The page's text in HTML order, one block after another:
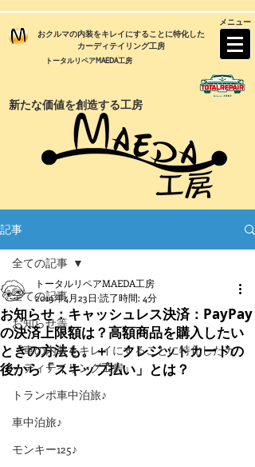
メニュー
おクルマの内装をキレイにすることに特化した
カーディテイリング工房
トータルリペアMAEDA工房
新たな価値を創造する工房
記事
全ての記事
お知らせ等
『車の内装をキレイにすることに特化したカ
ーディテイリング工房』
トランポ車中泊旅♪
車中泊旅♪
モンキー125♪
全ての記事
お知らせ：キャッシュレス決済：PayPay
の決済上限額は？高額商品を購入したい
ときの方法も。＋ クレジットカードの
後から「スキップ払い」とは？
トータルリペアMAEDA工房
2019年4月23日 読了時間: 4分